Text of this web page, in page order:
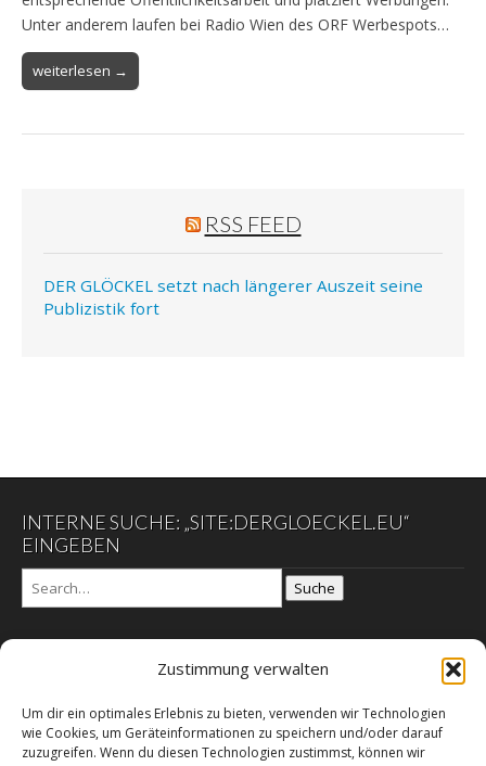
Zustimmung verwalten
Um dir ein optimales Erlebnis zu bieten, verwenden wir Technologien
wie Cookies, um Geräteinformationen zu speichern und/oder darauf
zuzugreifen. Wenn du diesen Technologien zustimmst, können wir
Unter anderem laufen bei Radio Wien des ORF Werbespots…
weiterlesen →
RSS FEED
DER GLÖCKEL setzt nach längerer Auszeit seine
Publizistik fort
INTERNE SUCHE: „SITE:DERGLOECKEL.EU“
EINGEBEN
Suche
Datenschutzerklärung
DER SCHWARZE EGON